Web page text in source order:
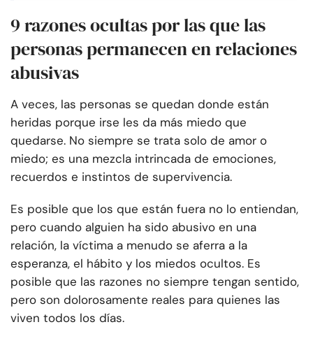
9 razones ocultas por las que las
personas permanecen en relaciones
abusivas
A veces, las personas se quedan donde están
heridas porque irse les da más miedo que
quedarse. No siempre se trata solo de amor o
miedo; es una mezcla intrincada de emociones,
recuerdos e instintos de supervivencia.
Es posible que los que están fuera no lo entiendan,
pero cuando alguien ha sido abusivo en una
relación, la víctima a menudo se aferra a la
esperanza, el hábito y los miedos ocultos. Es
posible que las razones no siempre tengan sentido,
pero son dolorosamente reales para quienes las
viven todos los días.